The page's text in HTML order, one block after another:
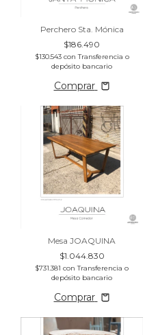
Perchero Sta. Mónica
$186.490
$130.543 con Transferencia o
depósito bancario
Comprar
Mesa JOAQUINA
$1.044.830
$731.381 con Transferencia o
depósito bancario
Comprar